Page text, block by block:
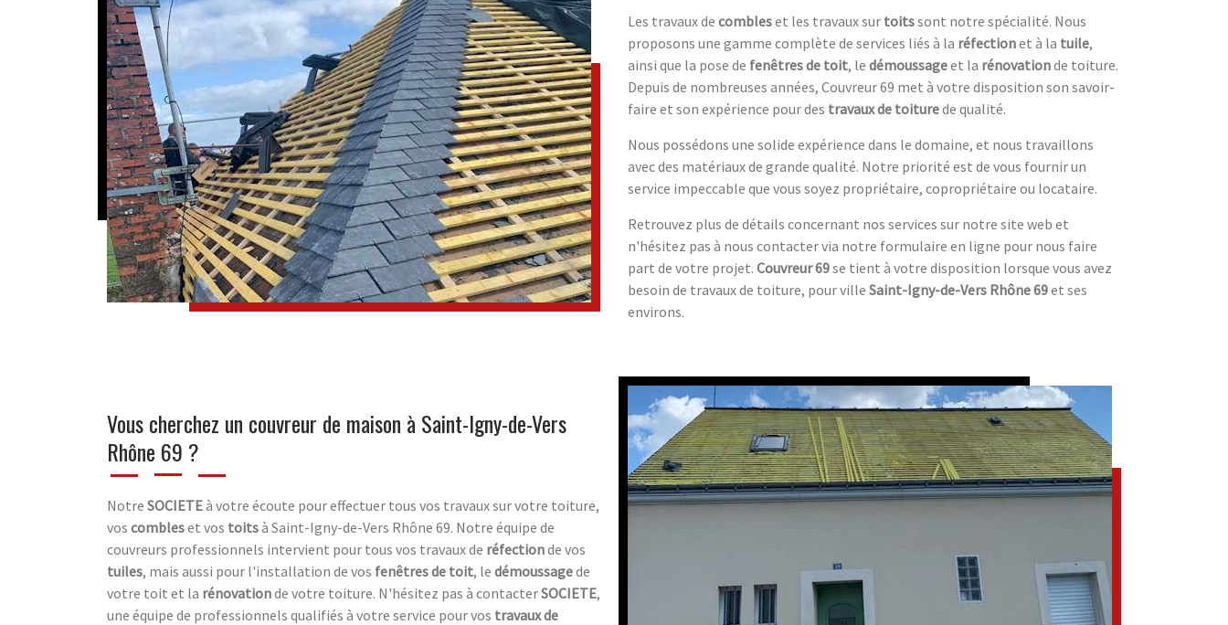
Les travaux de combleset les travaux sur toitssont notre spécialité. Nous
proposons une gamme complète de services liés à la réfectionet à la tuile,
ainsi que la pose de fenêtres de toit, le démoussageet la rénovationde toiture.
Depuis de nombreuses années, Couvreur 69 met à votre disposition son savoir-
faire et son expérience pour des travaux de toiturede qualité.
Nous possédons une solide expérience dans le domaine, et nous travaillons
avec des matériaux de grande qualité. Notre priorité est de vous fournir un
service impeccable que vous soyez propriétaire, copropriétaire ou locataire.
Retrouvez plus de détails concernant nos services sur notre site web et
n'hésitez pas à nous contacter via notre formulaire en ligne pour nous faire
part de votre projet. Couvreur 69se tient à votre disposition lorsque vous avez
besoin de travaux de toiture, pour ville Saint-Igny-de-Vers Rhône 69et ses
environs.
Vous cherchez un couvreur de maison à Saint-Igny-de-Vers
Rhône 69 ?
Notre SOCIETEà votre écoute pour effectuer tous vos travaux sur votre toiture,
vos combleset vos toitsà Saint-Igny-de-Vers Rhône 69. Notre équipe de
couvreurs professionnels intervient pour tous vos travaux de réfectionde vos
tuiles, mais aussi pour l'installation de vos fenêtres de toit, le démoussagede
votre toit et la rénovationde votre toiture. N'hésitez pas à contacterSOCIETE,
une équipe de professionnels qualifiés à votre service pour vos travaux de